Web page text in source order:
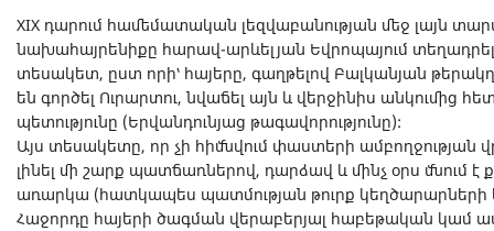
XIX դարում համեմատական լեզվաբանության մեջ լայն
նախահայրենիքը հարավ-արևելյան Եվրոպայում
տեսակետ, ըստ որի՝ հայերը, գաղթելով Բալկանյան
են գործել Ուրարտու, նվաճել այն և վերջինիս անկումից
պետությունը (Երվանդունյաց թագավորությունը):
Այս տեսակետը, որ չի հիմնվում փաստերի ամբողջության
լինել մի շարք պատճառներով, դարձավ և մինչ օրս մնում
առարկա (հատկապես պատմության թուրք կեղծարարների
Հաջորդը հայերի ծագման վերաբերյալ հաբեթական կամ